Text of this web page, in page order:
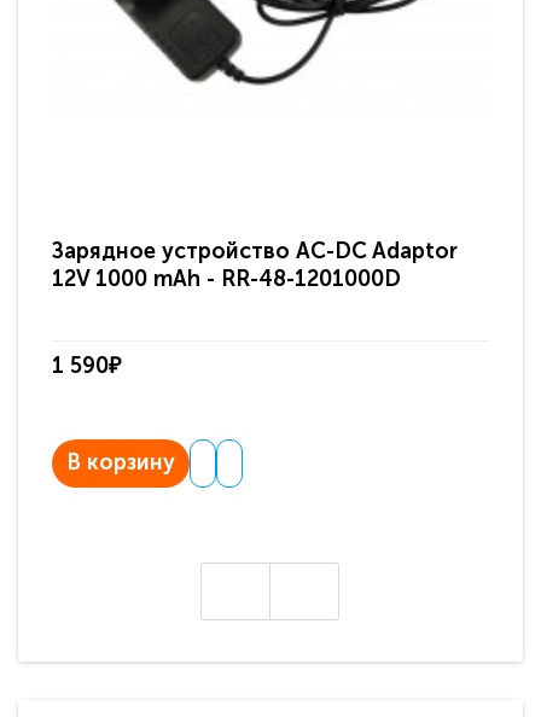
Зарядное устройство AC-DC Adaptor
12V 1000 mAh - RR-48-1201000D
1 590₽
В корзину